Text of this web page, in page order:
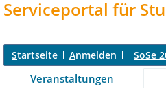
Serviceportal für
Startseite Anmelden SoSe
Veranstaltungen